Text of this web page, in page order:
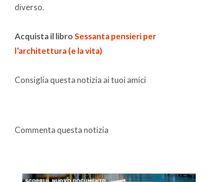
diverso.
Acquista il libroSessanta pensieri per
l’architettura (e la vita)
Consiglia questa notizia ai tuoi amici
Commenta questa notizia